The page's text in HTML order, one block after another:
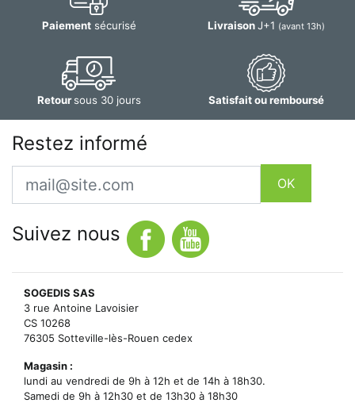
Paiementsécurisé LivraisonJ+1 (avant 13h)
Retoursous 30 jours Satisfait ou remboursé
Restez informé
Email
OK
Suivez nous
SOGEDIS SAS
3 rue Antoine Lavoisier
CS 10268
76305 Sotteville-lès-Rouen cedex
Magasin :
lundi au vendredi de 9h à 12h et de 14h à 18h30.
Samedi de 9h à 12h30 et de 13h30 à 18h30